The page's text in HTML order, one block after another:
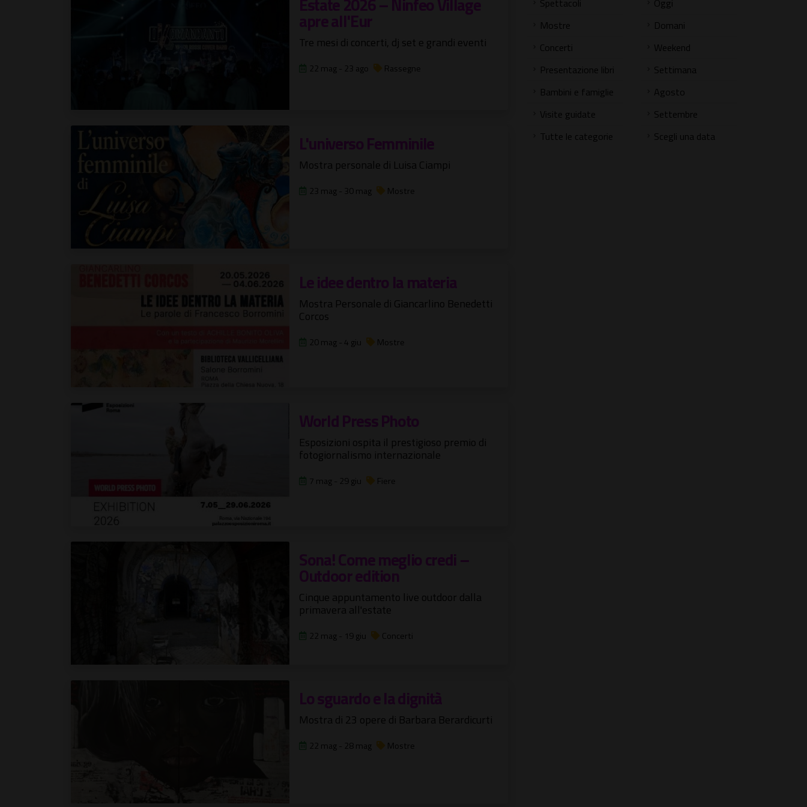
apre all'Eur
Tre mesi di concerti, dj set e grandi eventi
22 mag - 23 ago Rassegne
L'universo Femminile
Mostra personale di Luisa Ciampi
23 mag - 30 mag Mostre
Le idee dentro la materia
Mostra Personale di Giancarlino Benedetti
Corcos
20 mag - 4 giu Mostre
World Press Photo
Esposizioni ospita il prestigioso premio di
fotogiornalismo internazionale
7 mag - 29 giu Fiere
Sona! Come meglio credi –
Outdoor edition
Cinque appuntamento live outdoor dalla
primavera all'estate
22 mag - 19 giu Concerti
Lo sguardo e la dignità
Mostra di 23 opere di Barbara Berardicurti
22 mag - 28 mag Mostre
Spettacoli
Mostre
Concerti
Presentazione libri
Bambini e famiglie
Visite guidate
Tutte le categorie
Oggi
Domani
Weekend
Settimana
Agosto
Settembre
Scegli una data